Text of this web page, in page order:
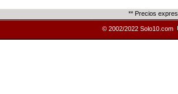
** Precios
© 2002/2022 Solo10.com